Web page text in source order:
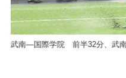
武南―国際学院 前半32分、武